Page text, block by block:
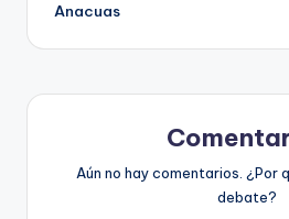
Anacuas
Aún no hay comentarios. ¿Por
debate?